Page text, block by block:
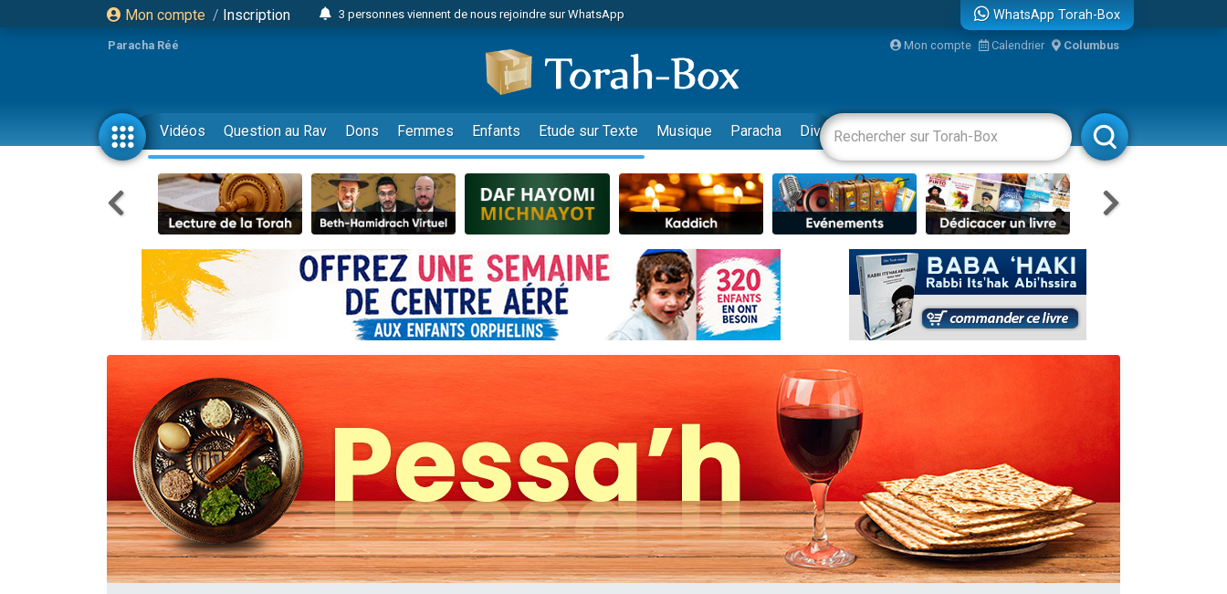
Mon compte / Inscription
3 personnes viennent de nous rejoindre sur WhatsApp
3 personnes viennent de faire un don pour 5 jours de vacances aux Orphelins
3 personnes viennent de faire un don pour Diane, 80 ans, dans un appartement insalubre
2 personnes viennent de nous rejoindre sur WhatsApp
13 personnes viennent de demander une bénédiction
30 personnes viennent de faire un don pour Sauvez la jambe de Yohan
Il reste 49 places pour étudier en groupe sur Zoom
12 nouvelles musiques dans Torah-Box Music
3 personnes viennent de nous rejoindre sur WhatsApp
2 personnes viennent de nous rejoindre sur WhatsApp
2 nouvelles musiques dans Torah-Box Music
3 personnes viennent de nous rejoindre sur WhatsApp
8 personnes viennent de faire un don pour Tsédaka : pauvres d'Israel
Nouvelle émission radio : Visions de grandeur n°104 : Le Chabbath et le Birkat Hamazone à travers le temps
61 personnes viennent de demander une bénédiction
Il reste 49 places pour étudier en groupe sur Zoom
Ariel vient de donner son Maasser
Nathaniel vient de donner son Maasser
4 personnes viennent de nous rejoindre sur WhatsApp
WhatsApp Torah-Box
Paracha Réé Mon compte Calendrier Columbus
Vidéos Question au Rav Dons Femmes Enfants Etude sur Texte Musique Paracha Divertissements Livres Rabbanim